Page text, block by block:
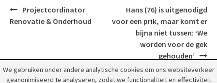
Post
navigation
Projectcordinator
Renovatie & Onderhoud
Hans (76) is uitgenodigd
voor een prik, maar komt er
bijna niet tussen: ‘We
worden voor de gek
gehouden’
We gebruiken onder andere analytische cookies om ons websiteverkeer
geanonimiseerd te analyseren, zodat we functionaliteit en effectiviteit